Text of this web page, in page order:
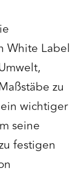
White Label
zu
wichtiger
seine
festigen